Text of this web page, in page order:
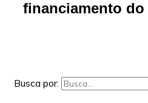
financiamento
Busca por: